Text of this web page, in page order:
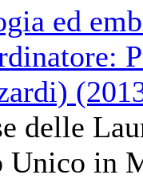
ed
delle
Unico in